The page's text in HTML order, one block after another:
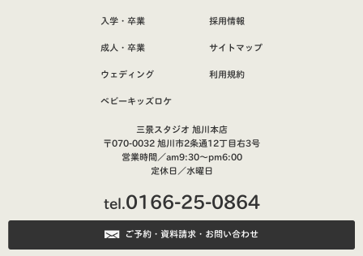
入学・卒業
成人・卒業
ウェディング
ベビーキッズロケ
採用情報
サイトマップ
利用規約
三景スタジオ 旭川本店
〒070-0032 旭川市2条通12丁目右3号
営業時間／am9:30～pm6:00
定休日／水曜日
tel.0166-25-0864
ご予約・資料請求・お問い合わせ